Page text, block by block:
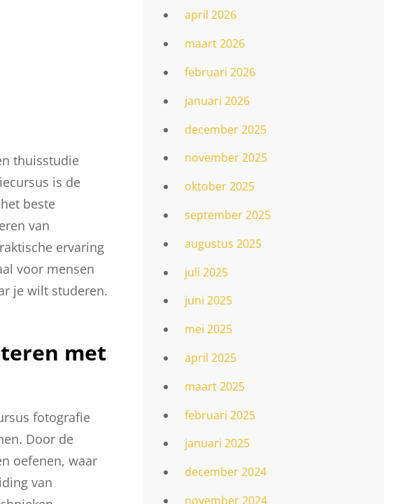
thuisstudie
is de
beste
van
ervaring
voor mensen
je wilt studeren.
met
fotografie
Door de
oefenen, waar
van
april 2026
maart 2026
februari 2026
januari 2026
december 2025
november 2025
oktober 2025
september 2025
augustus 2025
juli 2025
juni 2025
mei 2025
april 2025
maart 2025
februari 2025
januari 2025
december 2024
november 2024